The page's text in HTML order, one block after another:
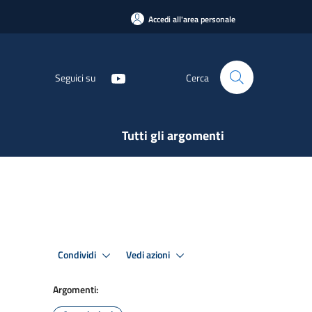
Accedi all'area personale
Seguici su Cerca
Tutti gli argomenti
Condividi Vedi azioni
Argomenti: